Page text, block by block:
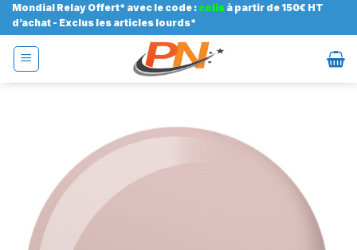
Passer
au
contenu
Mondial Relay Offert* avec le code : colis à partir de 150€ HT
d’achat - Exclus les articles lourds*